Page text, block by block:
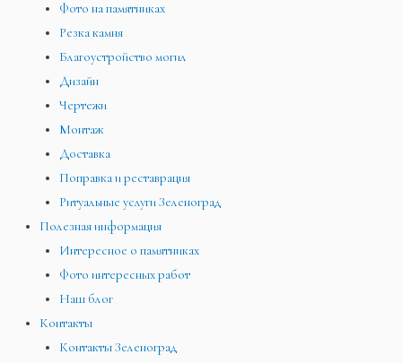
Фото на памятниках
Резка камня
Благоустройство могил
Дизайн
Чертежи
Монтаж
Доставка
Поправка и реставрация
Ритуальные услуги Зеленоград
Полезная информация
Интересное о памятниках
Фото интересных работ
Наш блог
Контакты
Контакты Зеленоград